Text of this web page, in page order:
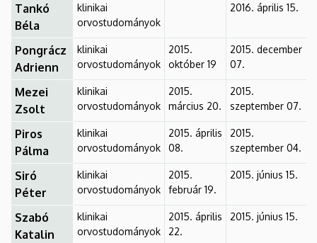
Tankó
Béla
klinikai
orvostudományok
2016. április 15.
Pongrácz
Adrienn
klinikai
orvostudományok
2015.
október 19
2015. december
07.
Mezei
Zsolt
klinikai
orvostudományok
2015.
március 20.
2015.
szeptember 07.
Piros
Pálma
klinikai
orvostudományok
2015. április
08.
2015.
szeptember 04.
Siró
Péter
klinikai
orvostudományok
2015.
február 19.
2015. június 15.
Szabó
Katalin
klinikai
orvostudományok
2015. április
22.
2015. június 15.